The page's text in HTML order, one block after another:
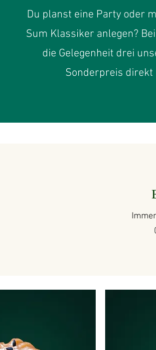
Du planst eine Party oder
Sum Klassiker anlegen?
die Gelegenheit drei
Sonderpreis direkt